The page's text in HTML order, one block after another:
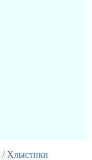
/ Хлыстики